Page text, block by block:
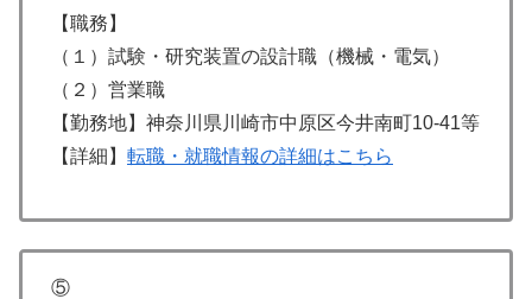
【職務】
（１）試験・研究装置の設計職（機械・電気）
（２）営業職
【勤務地】神奈川県川崎市中原区今井南町10-41等
【詳細】 転職・就職情報の詳細はこちら
⑤